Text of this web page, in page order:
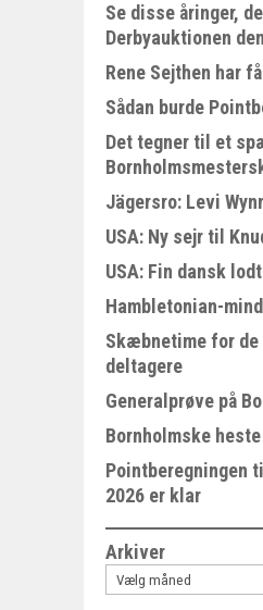
Se disse åringer,
Derbyauktionen
Rene Sejthen har
Sådan burde
Det tegner til et
Jägersro: Levi
USA: Ny sejr til
USA: Fin dansk
Hambletonian-
Skæbnetime for de
deltagere
Generalprøve på
Bornholmske
Pointberegningen
2026 er klar
Arkiver